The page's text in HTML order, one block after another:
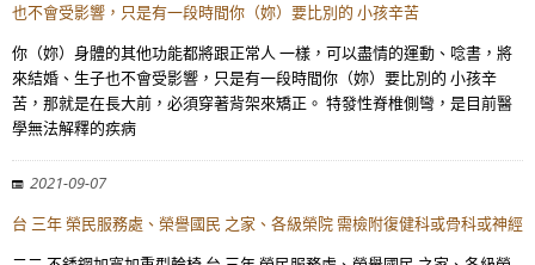
也不會受影響，只是有一段時間你（妳）要比別的 小孩辛苦
你（妳）身體的其他功能都將跟正常人 一樣，可以盡情的運動、唸書，將
來結婚、生子也不會受影響，只是有一段時間你（妳）要比別的 小孩辛
苦，那就是在長大前，必須穿著背架來矯正。 特發性脊椎側彎，是目前醫
學無法解釋的疾病
2021-09-07
台 三年 榮民服務處、榮譽國民 之家、各級榮院 需檢附復健科或骨科或神經